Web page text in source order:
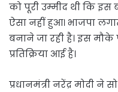
को पूरी उम्मीद थी कि
ऐसा नहीं हुआ। भाजपा
बनाने जा रही है। इस मौके
प्रतिक्रिया आई है।
प्रधानमंत्री नरेंद्र मोदी ने